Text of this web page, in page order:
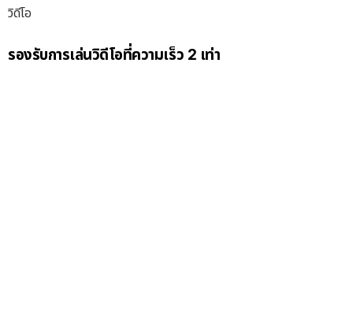
วิดีโอ
รองรับการเล่นวิดีโอที่ความเร็ว 2 เท่า